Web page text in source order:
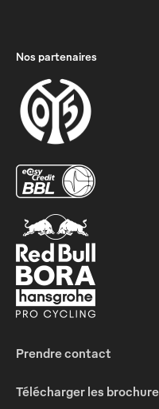
Nos partenaires
Prendre contact
Télécharger les